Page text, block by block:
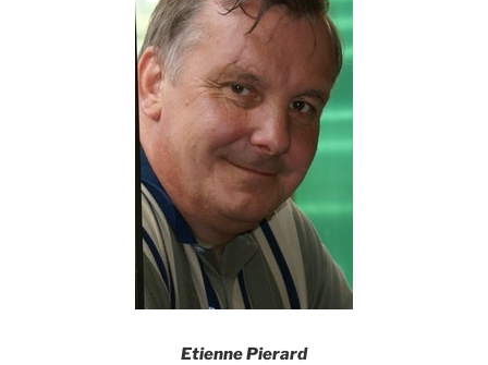
Etienne Pierard